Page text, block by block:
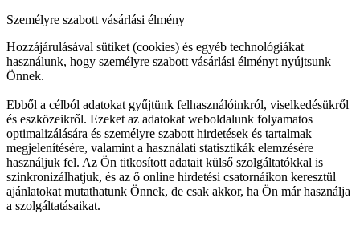
Személyre szabott vásárlási élmény
Hozzájárulásával sütiket (cookies) és egyéb technológiákat
használunk, hogy személyre szabott vásárlási élményt nyújtsunk
Önnek.
Ebből a célból adatokat gyűjtünk felhasználóinkról, viselkedésükről
és eszközeikről. Ezeket az adatokat weboldalunk folyamatos
optimalizálására és személyre szabott hirdetések és tartalmak
megjelenítésére, valamint a használati statisztikák elemzésére
használjuk fel. Az Ön titkosított adatait külső szolgáltatókkal is
szinkronizálhatjuk, és az ő online hirdetési csatornáikon keresztül
ajánlatokat mutathatunk Önnek, de csak akkor, ha Ön már használja
a szolgáltatásaikat.